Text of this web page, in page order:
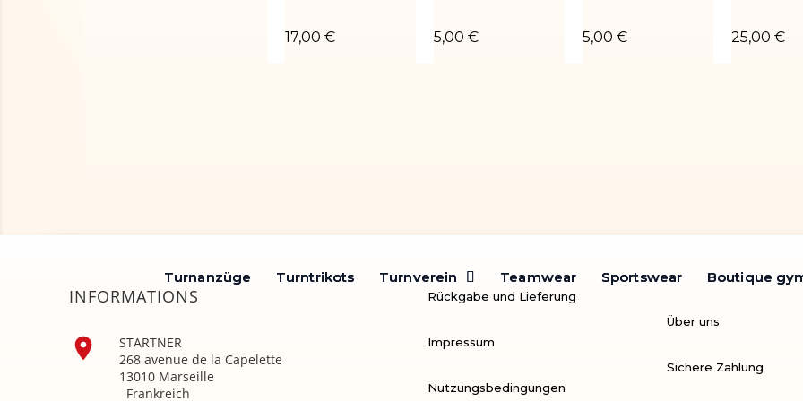
17,00 € 5,00 € 5,00 € 25,00 €
Turnanzüge Turntrikots Turnverein Teamwear Sportswear Boutique
Turnanzüge Turntrikots Turnverein Teamwear Sportswear Boutique
INFORMATIONS

STARTNER
268 avenue de la Capelette
13010 Marseille
Frankreich
Rückgabe und Lieferung
Impressum
Nutzungsbedingungen
Über uns
Sichere Zahlung